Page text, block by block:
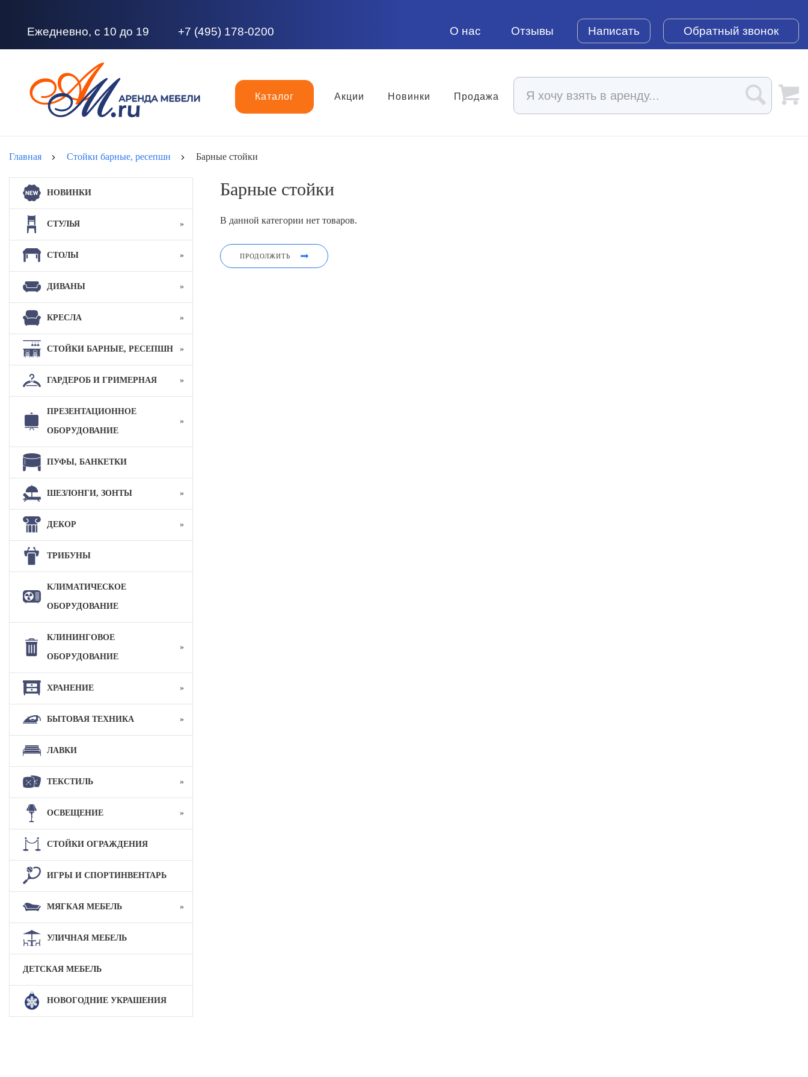
Ежедневно, с 10 до 19 +7 (495) 178-0200 О нас Отзывы Написать Обратный звонок
Каталог Акции Новинки Продажа
Главная Стойки барные, ресепшн Барные стойки
НОВИНКИ
СТУЛЬЯ
СТОЛЫ
ДИВАНЫ
КРЕСЛА
СТОЙКИ БАРНЫЕ, РЕСЕПШН
ГАРДЕРОБ И ГРИМЕРНАЯ
ПРЕЗЕНТАЦИОННОЕ
ОБОРУДОВАНИЕ
ПУФЫ, БАНКЕТКИ
ШЕЗЛОНГИ, ЗОНТЫ
ДЕКОР
ТРИБУНЫ
КЛИМАТИЧЕСКОЕ
ОБОРУДОВАНИЕ
КЛИНИНГОВОЕ
ОБОРУДОВАНИЕ
ХРАНЕНИЕ
БЫТОВАЯ ТЕХНИКА
ЛАВКИ
ТЕКСТИЛЬ
ОСВЕЩЕНИЕ
СТОЙКИ ОГРАЖДЕНИЯ
ИГРЫ И СПОРТИНВЕНТАРЬ
МЯГКАЯ МЕБЕЛЬ
УЛИЧНАЯ МЕБЕЛЬ
ДЕТСКАЯ МЕБЕЛЬ
НОВОГОДНИЕ УКРАШЕНИЯ
Барные стойки
В данной категории нет товаров.
ПРОДОЛЖИТЬ